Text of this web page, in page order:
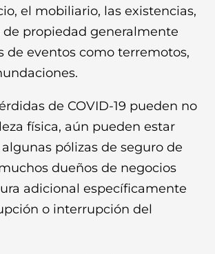
el mobiliario, las existencias,
de propiedad generalmente
de eventos como terremotos,
de COVID-19 pueden no
física, aún pueden estar
pólizas de seguro de
dueños de negocios
adicional específicamente
o interrupción del